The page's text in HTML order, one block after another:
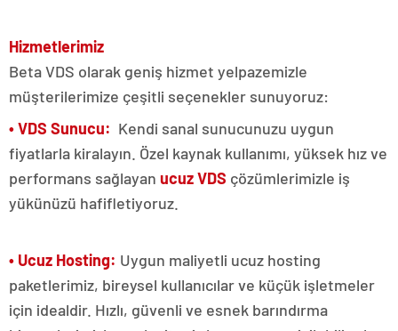
Hizmetlerimiz
Beta VDS olarak geniş hizmet yelpazemizle
müşterilerimize çeşitli seçenekler sunuyoruz:
• VDS Sunucu: Kendi sanal sunucunuzu uygun
fiyatlarla kiralayın. Özel kaynak kullanımı, yüksek hız ve
performans sağlayan ucuz VDS çözümlerimizle iş
yükünüzü hafifletiyoruz.
• Ucuz Hosting: Uygun maliyetli ucuz hosting
paketlerimiz, bireysel kullanıcılar ve küçük işletmeler
için idealdir. Hızlı, güvenli ve esnek barındırma